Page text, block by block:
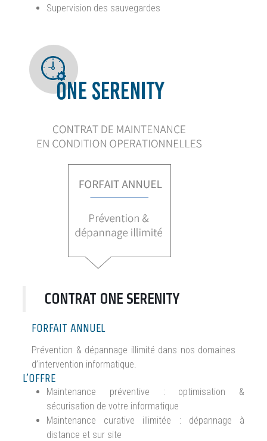
Supervision des sauvegardes
CONTRAT ONE SERENITY
FORFAIT ANNUEL
Prévention & dépannage illimité dans nos domaines
d’intervention informatique.
L’OFFRE
Maintenance préventive : optimisation &
sécurisation de votre informatique
Maintenance curative illimitée : dépannage à
distance et sur site